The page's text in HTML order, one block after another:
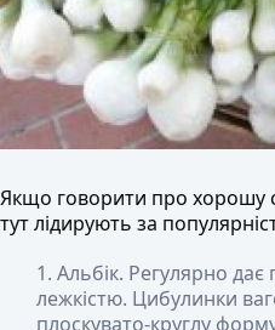
Якщо говорити про хорошу
тут лідирують за
Альбік. Регулярно
лежкістю. Цибулинки
плоскувато-круглу